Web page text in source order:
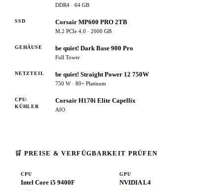
DDR4 · 64 GB
SSD Corsair MP600 PRO 2TB
M.2 PCIe 4.0 · 2000 GB
GEHÄUSE be quiet! Dark Base 900 Pro
Full Tower
NETZTEIL be quiet! Straight Power 12 750W
750 W · 80+ Platinum
CPU-
KÜHLER
Corsair H170i Elite Capellix
AIO
🛒 PREISE & VERFÜGBARKEIT PRÜFEN
CPU
Intel Core i5 9400F
GPU
NVIDIA L4